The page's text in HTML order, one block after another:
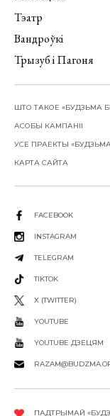
Тэатр
Вандроўкі
Трызуб і Пагоня
ШТО ТАКОЕ «БУДЗЬМА
АСОБЫ КАМПАНІІ
УСЕ ПРАЕКТЫ
КАРТА САЙТА
FACEBOOK
INSTAGRAM
TELEGRAM
TIKTOK
X (TWITTER)
YOUTUBE
YOUTUBE ДЗЕЦЯМ
ПАДТРЫМАЙ